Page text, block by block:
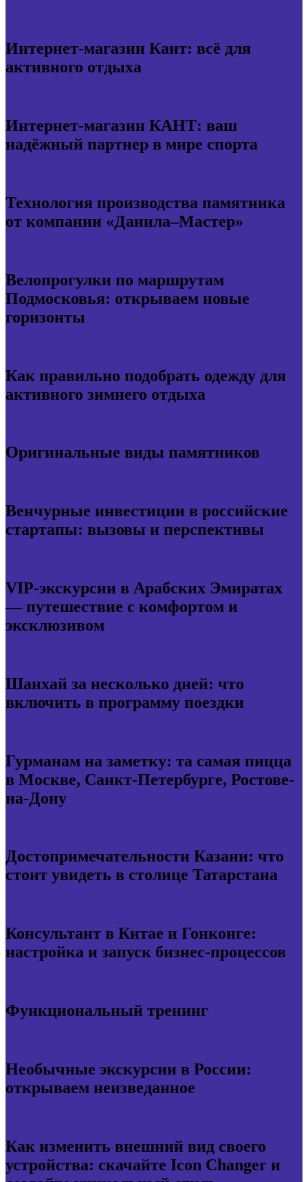
Интернет-магазин Кант: всё для
активного отдыха
Интернет-магазин КАНТ: ваш
надёжный партнер в мире спорта
Технология производства памятника
от компании «Данила–Мастер»
Велопрогулки по маршрутам
Подмосковья: открываем новые
горизонты
Как правильно подобрать одежду для
активного зимнего отдыха
Оригинальные виды памятников
Венчурные инвестиции в российские
стартапы: вызовы и перспективы
VIP-экскурсии в Арабских Эмиратах
— путешествие с комфортом и
эксклюзивом
Шанхай за несколько дней: что
включить в программу поездки
Гурманам на заметку: та самая пицца
в Москве, Санкт-Петербурге, Ростове-
на-Дону
Достопримечательности Казани: что
стоит увидеть в столице Татарстана
Консультант в Китае и Гонконге:
настройка и запуск бизнес-процессов
Функциональный тренинг
Необычные экскурсии в России:
открываем неизведанное
Как изменить внешний вид своего
устройства: скачайте Icon Changer и